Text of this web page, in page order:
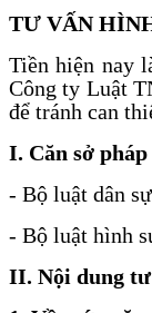
TƯ VẤN
Tiền hiện nay
Công ty Luật
để tránh can
I. Căn sở
- Bộ luật dân
- Bộ luật hình
II. Nội dung